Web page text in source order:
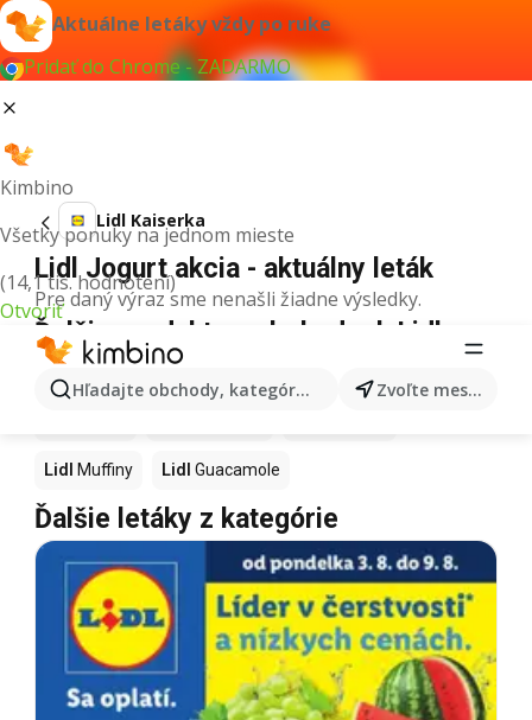
Aktuálne letáky vždy po ruke
Pridať do Chrome - ZADARMO
Kimbino
Všetky ponuky na jednom mieste
(14,1 tis. hodnotení)
Otvoriť
Hľadajte obchody, kategórie, produkty... Zvoľte mesto
Lidl Kaiserka
Lidl Jogurt akcia - aktuálny leták
Pre daný výraz sme nenašli žiadne výsledky.
Ďalšie produkty v obchodoch Lidl
Lidl Muffiny Lidl Guacamole
Ďalšie letáky z kategórie